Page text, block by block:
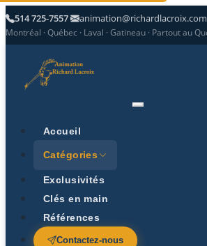
514 725-7557 animation@richardlacroix.com
Montréal · Québec · Laval · Gatineau · Partout au
Accueil
Catégories
Exclusivités
Clés en main
Références
Contactez-nous